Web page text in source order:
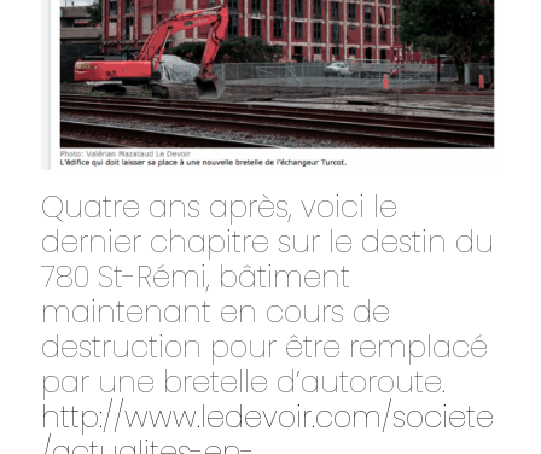
Quatre ans après, voici le
dernier chapitre sur le destin du
780 St-Rémi, bâtiment
maintenant en cours de
destruction pour être remplacé
par une bretelle d’autoroute.
http://www.ledevoir.com/societe